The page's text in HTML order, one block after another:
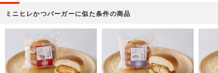
ミニヒレかつバーガーに似た条件の商品